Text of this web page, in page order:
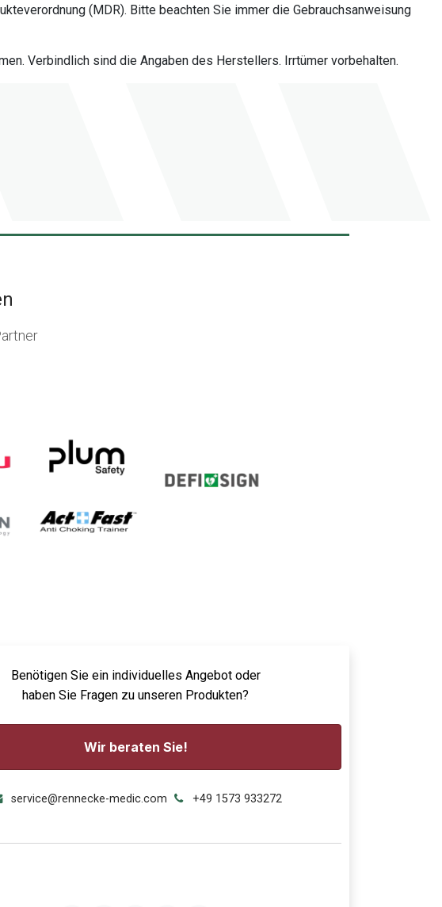
(MDR). Bitte beachten Sie immer die Gebrauchsanweisung
Verbindlich sind die Angaben des Herstellers. Irrtümer vorbehalten.
Benötigen Sie ein individuelles Angebot oder
haben Sie Fragen zu unseren Produkten?
Wir beraten Sie!
service@rennecke-medic.com +49 1573 933272